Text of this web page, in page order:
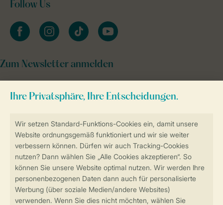
Sicher und schnell zur Online-Buchung
Sichere Datenübertragung
Sicheres Bezahlen
Follow Us
facebookinstagramtiktok youtube
Zum Newsletter anmelden